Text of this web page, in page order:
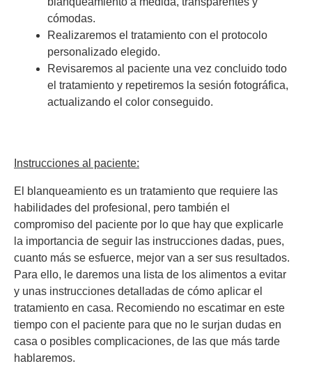
cómodas.
Realizaremos el tratamiento con el protocolo
personalizado elegido.
Revisaremos al paciente una vez concluido todo
el tratamiento y repetiremos la sesión fotográfica,
actualizando el color conseguido.
Instrucciones al paciente:
El blanqueamiento es un tratamiento que requiere las
habilidades del profesional, pero también el
compromiso del paciente por lo que hay que explicarle
la importancia de seguir las instrucciones dadas, pues,
cuanto más se esfuerce, mejor van a ser sus resultados.
Para ello, le daremos una lista de los alimentos a evitar
y unas instrucciones detalladas de cómo aplicar el
tratamiento en casa. Recomiendo no escatimar en este
tiempo con el paciente para que no le surjan dudas en
casa o posibles complicaciones, de las que más tarde
hablaremos.